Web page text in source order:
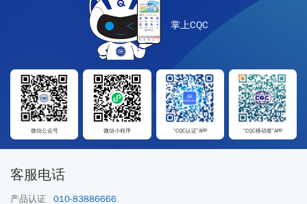
掌上CQC
微信公众号 微信小程序 “CQC认证”APP “CQC移动签”APP
客服电话
产品认证
010-83886666